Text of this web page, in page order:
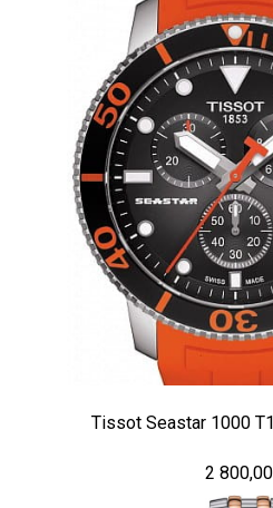
Tissot Seastar 1000
2 800,00